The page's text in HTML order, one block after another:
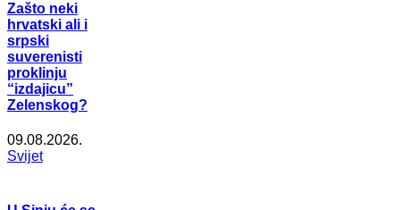
Zašto neki
hrvatski ali i
srpski
suverenisti
proklinju
“izdajicu”
Zelenskog?
09.08.2026.
Svijet